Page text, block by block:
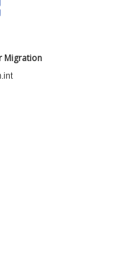
Migration